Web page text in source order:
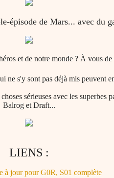
épisode de Mars... avec du
et de notre monde ? À vous de
ne s'y sont pas déjà mis peuvent
sérieuses avec les superbes
Balrog et Draft...
LIENS :
à jour pour G0R, S01 complète